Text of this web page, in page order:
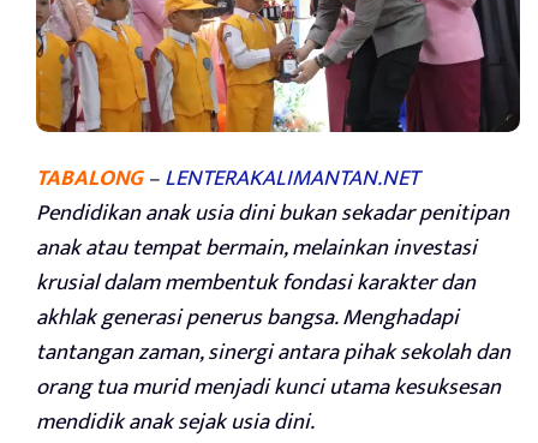
TABALONG–LENTERAKALIMANTAN.NET
Pendidikan anak usia dini bukan sekadar penitipan
anak atau tempat bermain, melainkan investasi
krusial dalam membentuk fondasi karakter dan
akhlak generasi penerus bangsa. Menghadapi
tantangan zaman, sinergi antara pihak sekolah dan
orang tua murid menjadi kunci utama kesuksesan
mendidik anak sejak usia dini.